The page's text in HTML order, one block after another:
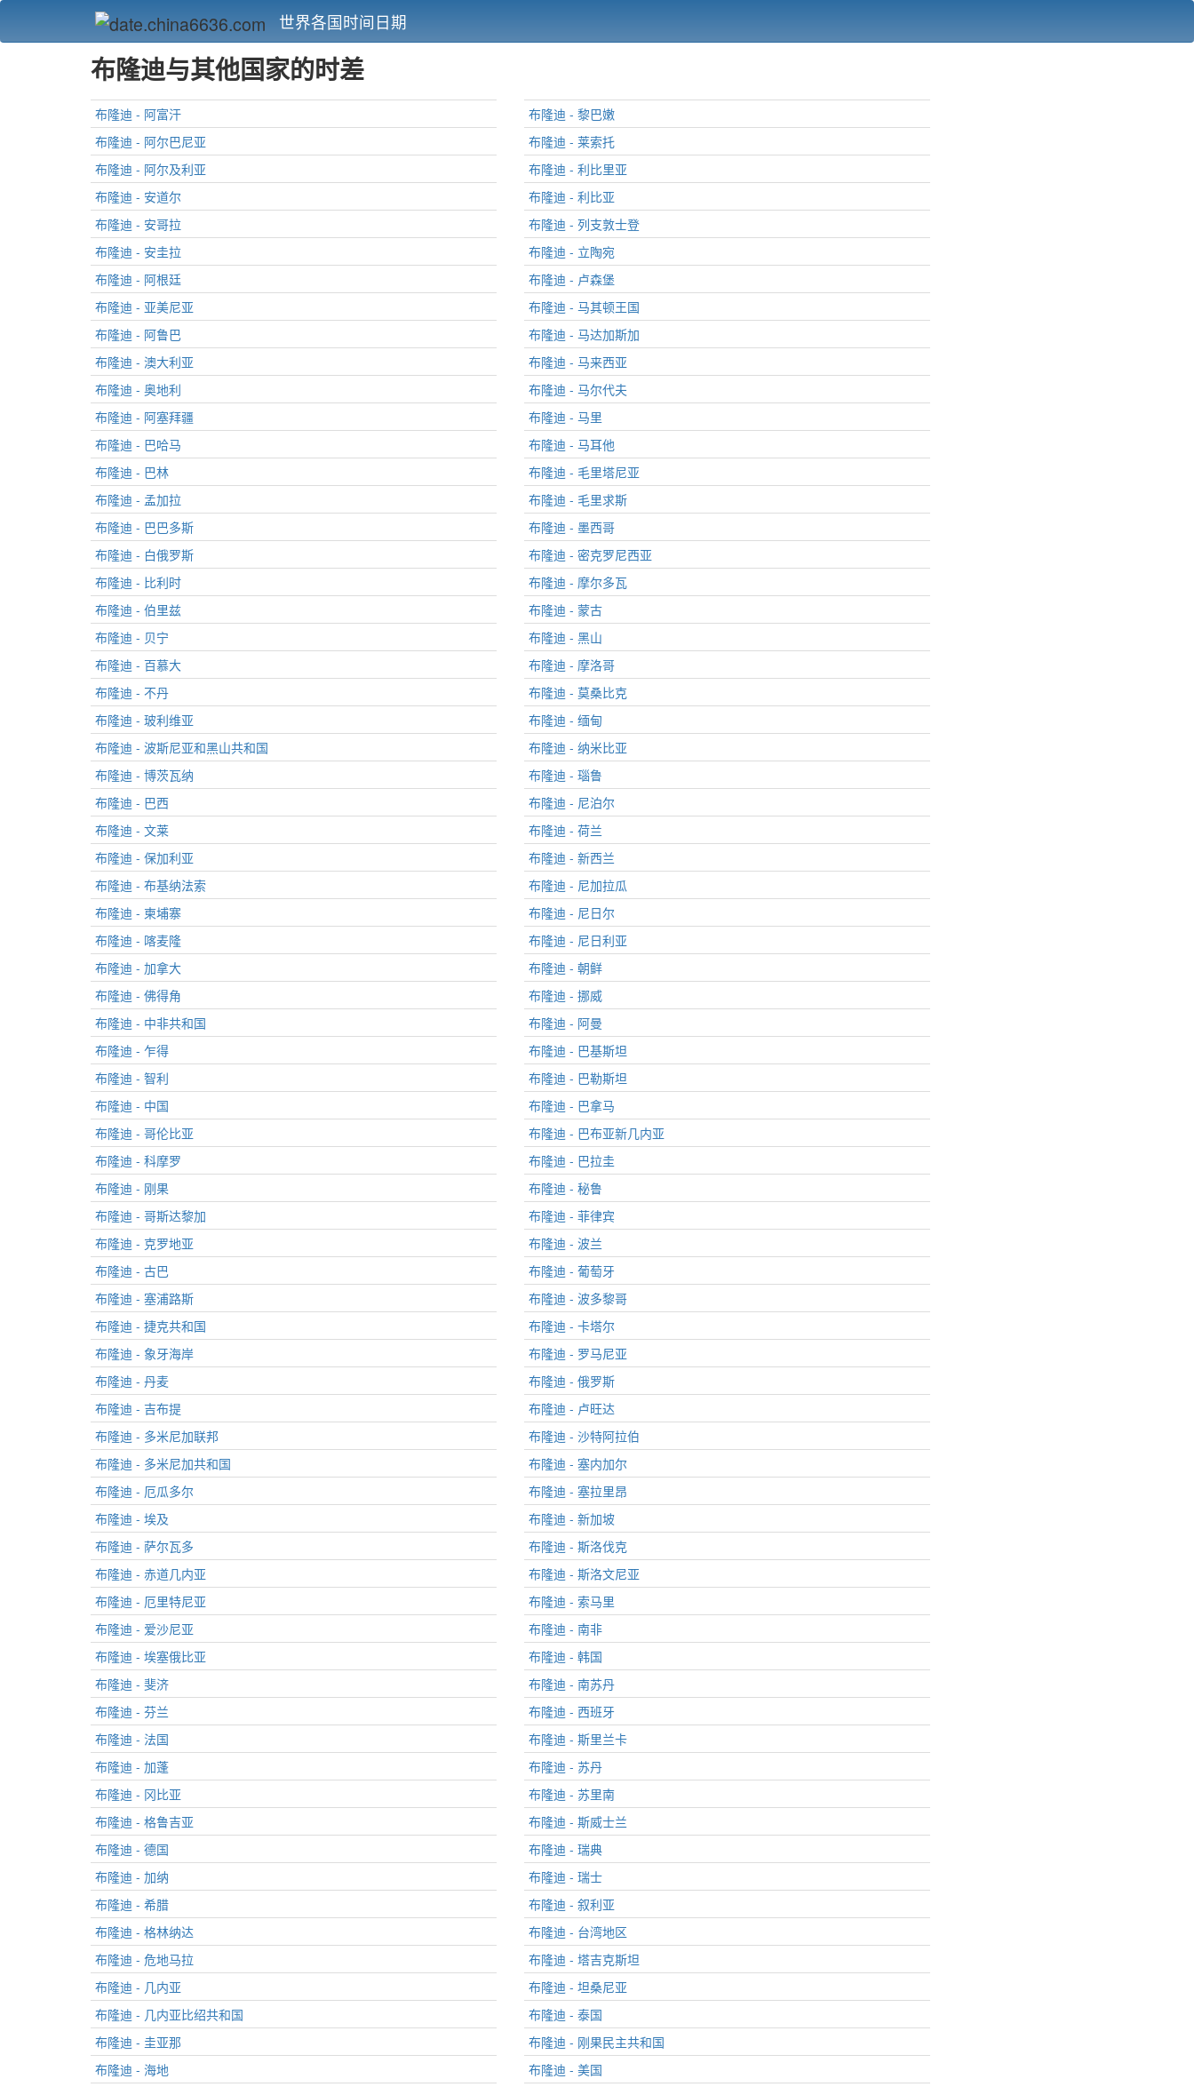
世界各国时间日期
布隆迪与其他国家的时差
布隆迪 - 阿富汗
布隆迪 - 阿尔巴尼亚
布隆迪 - 阿尔及利亚
布隆迪 - 安道尔
布隆迪 - 安哥拉
布隆迪 - 安圭拉
布隆迪 - 阿根廷
布隆迪 - 亚美尼亚
布隆迪 - 阿鲁巴
布隆迪 - 澳大利亚
布隆迪 - 奥地利
布隆迪 - 阿塞拜疆
布隆迪 - 巴哈马
布隆迪 - 巴林
布隆迪 - 孟加拉
布隆迪 - 巴巴多斯
布隆迪 - 白俄罗斯
布隆迪 - 比利时
布隆迪 - 伯里兹
布隆迪 - 贝宁
布隆迪 - 百慕大
布隆迪 - 不丹
布隆迪 - 玻利维亚
布隆迪 - 波斯尼亚和黑山共和国
布隆迪 - 博茨瓦纳
布隆迪 - 巴西
布隆迪 - 文莱
布隆迪 - 保加利亚
布隆迪 - 布基纳法索
布隆迪 - 柬埔寨
布隆迪 - 喀麦隆
布隆迪 - 加拿大
布隆迪 - 佛得角
布隆迪 - 中非共和国
布隆迪 - 乍得
布隆迪 - 智利
布隆迪 - 中国
布隆迪 - 哥伦比亚
布隆迪 - 科摩罗
布隆迪 - 刚果
布隆迪 - 哥斯达黎加
布隆迪 - 克罗地亚
布隆迪 - 古巴
布隆迪 - 塞浦路斯
布隆迪 - 捷克共和国
布隆迪 - 象牙海岸
布隆迪 - 丹麦
布隆迪 - 吉布提
布隆迪 - 多米尼加联邦
布隆迪 - 多米尼加共和国
布隆迪 - 厄瓜多尔
布隆迪 - 埃及
布隆迪 - 萨尔瓦多
布隆迪 - 赤道几内亚
布隆迪 - 厄里特尼亚
布隆迪 - 爱沙尼亚
布隆迪 - 埃塞俄比亚
布隆迪 - 斐济
布隆迪 - 芬兰
布隆迪 - 法国
布隆迪 - 加蓬
布隆迪 - 冈比亚
布隆迪 - 格鲁吉亚
布隆迪 - 德国
布隆迪 - 加纳
布隆迪 - 希腊
布隆迪 - 格林纳达
布隆迪 - 危地马拉
布隆迪 - 几内亚
布隆迪 - 几内亚比绍共和国
布隆迪 - 圭亚那
布隆迪 - 海地
布隆迪 - 黎巴嫩
布隆迪 - 莱索托
布隆迪 - 利比里亚
布隆迪 - 利比亚
布隆迪 - 列支敦士登
布隆迪 - 立陶宛
布隆迪 - 卢森堡
布隆迪 - 马其顿王国
布隆迪 - 马达加斯加
布隆迪 - 马来西亚
布隆迪 - 马尔代夫
布隆迪 - 马里
布隆迪 - 马耳他
布隆迪 - 毛里塔尼亚
布隆迪 - 毛里求斯
布隆迪 - 墨西哥
布隆迪 - 密克罗尼西亚
布隆迪 - 摩尔多瓦
布隆迪 - 蒙古
布隆迪 - 黑山
布隆迪 - 摩洛哥
布隆迪 - 莫桑比克
布隆迪 - 缅甸
布隆迪 - 纳米比亚
布隆迪 - 瑙鲁
布隆迪 - 尼泊尔
布隆迪 - 荷兰
布隆迪 - 新西兰
布隆迪 - 尼加拉瓜
布隆迪 - 尼日尔
布隆迪 - 尼日利亚
布隆迪 - 朝鲜
布隆迪 - 挪威
布隆迪 - 阿曼
布隆迪 - 巴基斯坦
布隆迪 - 巴勒斯坦
布隆迪 - 巴拿马
布隆迪 - 巴布亚新几内亚
布隆迪 - 巴拉圭
布隆迪 - 秘鲁
布隆迪 - 菲律宾
布隆迪 - 波兰
布隆迪 - 葡萄牙
布隆迪 - 波多黎哥
布隆迪 - 卡塔尔
布隆迪 - 罗马尼亚
布隆迪 - 俄罗斯
布隆迪 - 卢旺达
布隆迪 - 沙特阿拉伯
布隆迪 - 塞内加尔
布隆迪 - 塞拉里昂
布隆迪 - 新加坡
布隆迪 - 斯洛伐克
布隆迪 - 斯洛文尼亚
布隆迪 - 索马里
布隆迪 - 南非
布隆迪 - 韩国
布隆迪 - 南苏丹
布隆迪 - 西班牙
布隆迪 - 斯里兰卡
布隆迪 - 苏丹
布隆迪 - 苏里南
布隆迪 - 斯威士兰
布隆迪 - 瑞典
布隆迪 - 瑞士
布隆迪 - 叙利亚
布隆迪 - 台湾地区
布隆迪 - 塔吉克斯坦
布隆迪 - 坦桑尼亚
布隆迪 - 泰国
布隆迪 - 刚果民主共和国
布隆迪 - 美国